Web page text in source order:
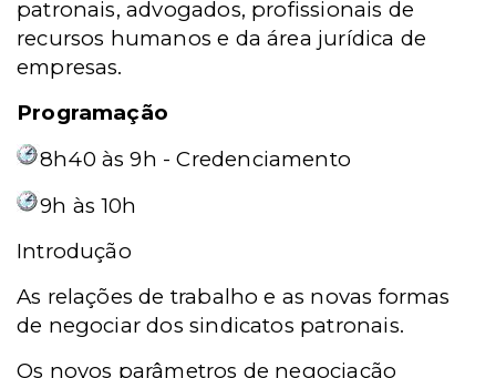
patronais, advogados, profissionais de
recursos humanos e da área jurídica de
empresas.
Programação
8h40 às 9h - Credenciamento
9h às 10h
Introdução
As relações de trabalho e as novas formas
de negociar dos sindicatos patronais.
Os novos parâmetros de negociação